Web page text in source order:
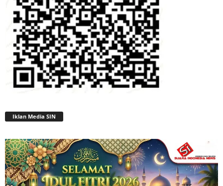
Iklan Media SIN